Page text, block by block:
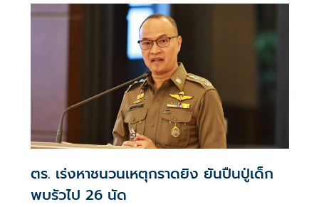
เป็นหวาดระแวงทั้งสังคม แนะ 3 วิธีป้องกันผลกระทบทางใจ
สำหรับทุกคน พร้อมจี้ภาครัฐ เร่งจัดการปัญหาอย่างจริงจัง
สร้างความเชื่อมั่นให้ ปชช. ส่วนสื่อควรนำเสนอเนื้อหาอย่าง
เหมาะสม ไม่เน้นเร้าอารมณ์เกินไป
ตร. เร่งหาชนวนเหตุกราดยิง ยันปืนปู่เด็ก
พบรัวไป 26 นัด